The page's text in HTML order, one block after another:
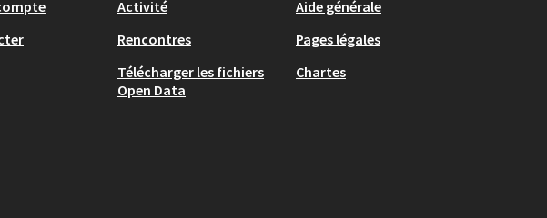
Activité
Rencontres
Télécharger les fichiers
Open Data
Aide générale
Pages légales
Chartes